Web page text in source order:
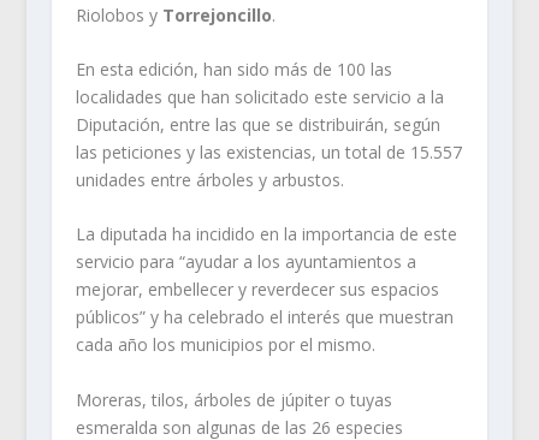
Riolobos y Torrejoncillo.
En esta edición, han sido más de 100 las
localidades que han solicitado este servicio a la
Diputación, entre las que se distribuirán, según
las peticiones y las existencias, un total de 15.557
unidades entre árboles y arbustos.
La diputada ha incidido en la importancia de este
servicio para “ayudar a los ayuntamientos a
mejorar, embellecer y reverdecer sus espacios
públicos” y ha celebrado el interés que muestran
cada año los municipios por el mismo.
Moreras, tilos, árboles de júpiter o tuyas
esmeralda son algunas de las 26 especies